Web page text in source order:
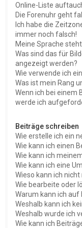
Online-Liste
Die Forenuhr geht
Ich habe die
immer noch falsch!
Meine Sprache
Was sind das für
angezeigt werden?
Wie verwende ich
Was ist mein Rang
Wenn ich bei einem
werde ich
Beiträge schreiben
Wie erstelle ich ein
Wie kann ich einen
Wie kann ich
Wie kann ich eine
Wieso kann ich
Wie bearbeite oder
Warum kann ich
Weshalb kann ich
Weshalb wurde ich
Wie kann ich